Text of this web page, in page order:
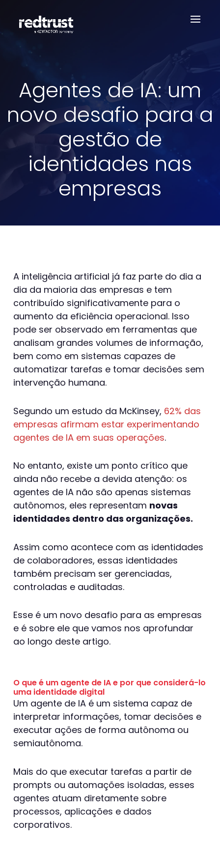
Agentes de IA: um
novo desafio para a
gestão de
identidades nas
empresas
A inteligência artificial já faz parte do dia a
dia da maioria das empresas e tem
contribuído significativamente para o
aumento da eficiência operacional. Isso
pode ser observado em ferramentas que
analisam grandes volumes de informação,
bem como em sistemas capazes de
automatizar tarefas e tomar decisões sem
intervenção humana.
Segundo um estudo da McKinsey, 62% das
empresas afirmam estar experimentando
agentes de IA em suas operações.
No entanto, existe um ponto crítico que
ainda não recebe a devida atenção: os
agentes de IA não são apenas sistemas
autônomos, eles representam novas
identidades dentro das organizações.
Assim como acontece com as identidades
de colaboradores, essas identidades
também precisam ser gerenciadas,
controladas e auditadas.
Esse é um novo desafio para as empresas
e é sobre ele que vamos nos aprofundar
ao longo deste artigo.
O que é um agente de IA e por que considerá-lo
uma identidade digital
Um agente de IA é um sistema capaz de
interpretar informações, tomar decisões e
executar ações de forma autônoma ou
semiautônoma.
Mais do que executar tarefas a partir de
prompts ou automações isoladas, esses
agentes atuam diretamente sobre
processos, aplicações e dados
corporativos.